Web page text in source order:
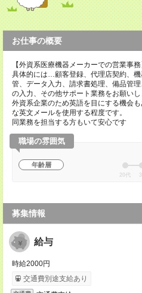
お仕事の概要
【外資系医療機器メーカーでの営業事務
具体的には…顧客登録、代理店契約、
管、データ入力、請求書処理、備品管
の入力、その他サポート業務をお願いし
外資系企業のため英語を目にする機会
な英文メールを使用する程度です。
同業務を担当する方もいて安心です
職場の雰囲気
年齢層
20代
募集情報
給与
時給2000円
交通費別途支給あり